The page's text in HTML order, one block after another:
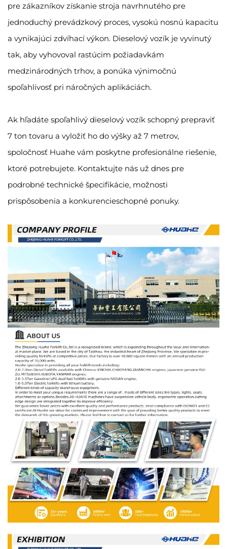
pre zákazníkov získanie stroja navrhnutého pre
jednoduchý prevádzkový proces, vysokú nosnú kapacitu
a vynikajúci zdvíhací výkon. Dieselový vozík je vyvinutý
tak, aby vyhovoval rastúcim požiadavkám
medzinárodných trhov, a ponúka výnimočnú
spoľahlivosť pri náročných aplikáciách.
Ak hľadáte spoľahlivý dieselový vozík schopný prepraviť
7 ton tovaru a vyložiť ho do výšky až 7 metrov,
spoločnosť Huahe vám poskytne profesionálne riešenie,
ktoré potrebujete. Kontaktujte nás už dnes pre
podrobné technické špecifikácie, možnosti
prispôsobenia a konkurencieschopné ponuky.